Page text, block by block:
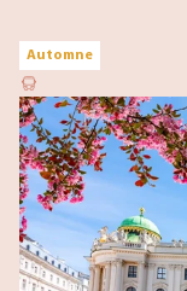
Automne